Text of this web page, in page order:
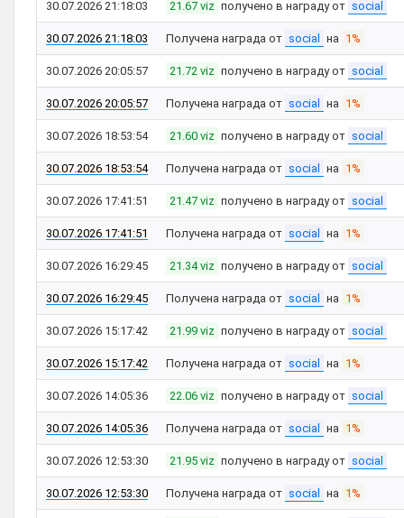
30.07.2026 21:18:03 21.67 viz получено в награду от social
30.07.2026 21:18:03 Получена награда от social на 1%
30.07.2026 20:05:57 21.72 viz получено в награду от social
30.07.2026 20:05:57 Получена награда от social на 1%
30.07.2026 18:53:54 21.60 viz получено в награду от social
30.07.2026 18:53:54 Получена награда от social на 1%
30.07.2026 17:41:51 21.47 viz получено в награду от social
30.07.2026 17:41:51 Получена награда от social на 1%
30.07.2026 16:29:45 21.34 viz получено в награду от social
30.07.2026 16:29:45 Получена награда от social на 1%
30.07.2026 15:17:42 21.99 viz получено в награду от social
30.07.2026 15:17:42 Получена награда от social на 1%
30.07.2026 14:05:36 22.06 viz получено в награду от social
30.07.2026 14:05:36 Получена награда от social на 1%
30.07.2026 12:53:30 21.95 viz получено в награду от social
30.07.2026 12:53:30 Получена награда от social на 1%